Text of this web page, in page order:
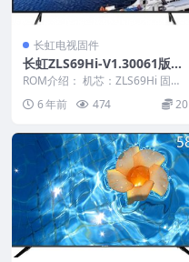
长虹电视固件
长虹ZLS69Hi-V1.30061版本
USB整机软件刷机固件下载
ROM介绍： 机芯：ZLS69Hi 固件
版本：V1.30061 适用机型：请以
机...6 年前 474 20